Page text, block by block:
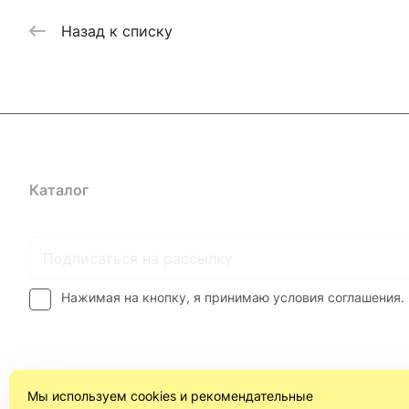
Назад к списку
Каталог
Нажимая на кнопку, я принимаю условия соглашения.
Мы используем cookies и рекомендательные